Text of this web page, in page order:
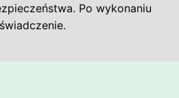
Po wykonaniu